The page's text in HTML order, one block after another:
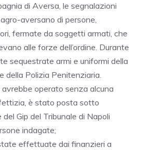
di Aversa, le segnalazioni
aversano di persone,
fermate da soggetti armati, che
alle forze dell’ordine. Durante
sequestrate armi e uniformi della
della Polizia Penitenziaria.
avrebbe operato senza alcuna
è stato posta sotto
Gip del Tribunale di Napoli
indagate;
effettuate dai finanzieri a